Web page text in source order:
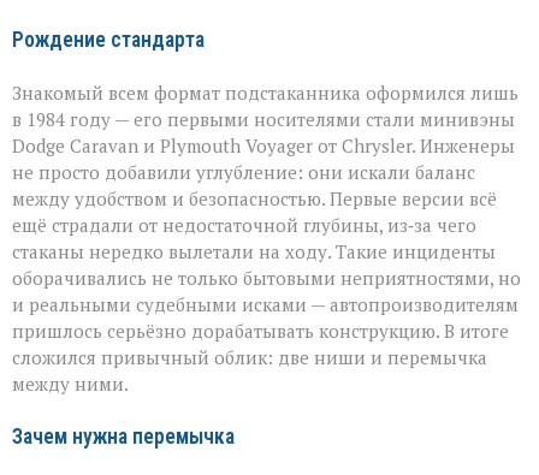
Рождение стандарта
Знакомый всем формат подстаканника оформился лишь
в 1984 году — его первыми носителями стали минивэны
Dodge Caravan и Plymouth Voyager от Chrysler. Инженеры
не просто добавили углубление: они искали баланс
между удобством и безопасностью. Первые версии всё
ещё страдали от недостаточной глубины, из‑за чего
стаканы нередко вылетали на ходу. Такие инциденты
оборачивались не только бытовыми неприятностями, но
и реальными судебными исками — автопроизводителям
пришлось серьёзно дорабатывать конструкцию. В итоге
сложился привычный облик: две ниши и перемычка
между ними.
Зачем нужна перемычка